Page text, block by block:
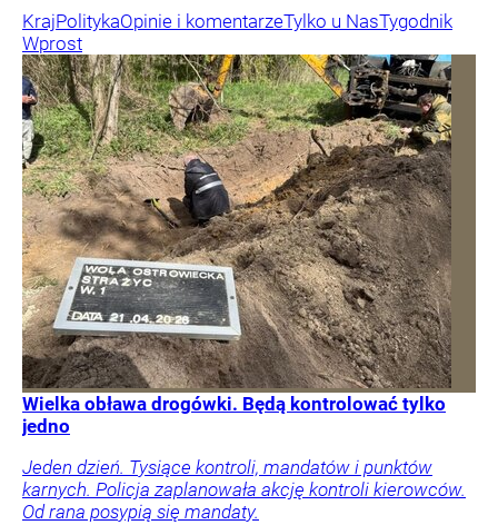
KrajPolitykaOpinie i komentarzeTylko u NasTygodnik
Wprost
Wielka obława drogówki. Będą kontrolować tylko
jedno
Jeden dzień. Tysiące kontroli, mandatów i punktów
karnych. Policja zaplanowała akcję kontroli kierowców.
Od rana posypią się mandaty.